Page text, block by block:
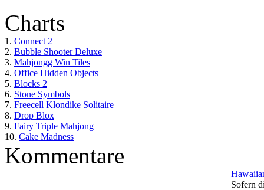
Charts
1. Connect 2
2. Bubble Shooter Deluxe
3. Mahjongg Win Tiles
4. Office Hidden Objects
5. Blocks 2
6. Stone Symbols
7. Freecell Klondike Solitaire
8. Drop Blox
9. Fairy Triple Mahjong
10. Cake Madness
Kommentare
Sofern